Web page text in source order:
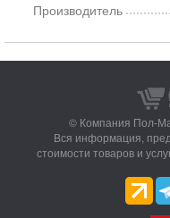
Производитель
© Компания Пол-
Вся информация,
стоимости товаров и